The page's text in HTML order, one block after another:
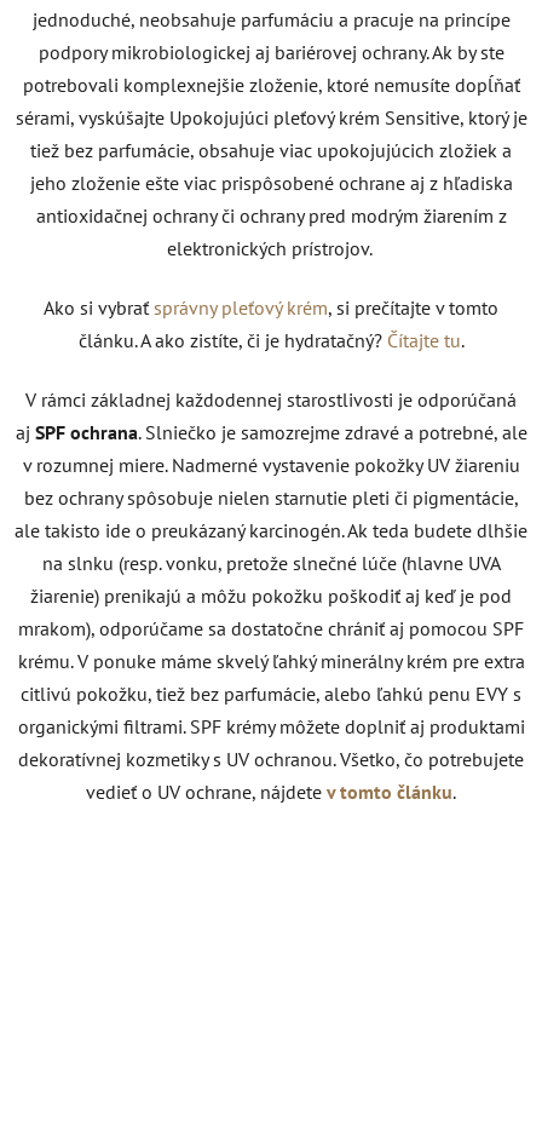
jednoduché, neobsahuje parfumáciu a pracuje na princípe
podpory mikrobiologickej aj bariérovej ochrany. Ak by ste
potrebovali komplexnejšie zloženie, ktoré nemusíte dopĺňať
sérami, vyskúšajte Upokojujúci pleťový krém Sensitive, ktorý je
tiež bez parfumácie, obsahuje viac upokojujúcich zložiek a
jeho zloženie ešte viac prispôsobené ochrane aj z hľadiska
antioxidačnej ochrany či ochrany pred modrým žiarením z
elektronických prístrojov.
Ako si vybrať správny pleťový krém, si prečítajte v tomto
článku. A ako zistíte, či je hydratačný? Čítajte tu.
V rámci základnej každodennej starostlivosti je odporúčaná
aj SPF ochrana. Slniečko je samozrejme zdravé a potrebné, ale
v rozumnej miere. Nadmerné vystavenie pokožky UV žiareniu
bez ochrany spôsobuje nielen starnutie pleti či pigmentácie,
ale takisto ide o preukázaný karcinogén. Ak teda budete dlhšie
na slnku (resp. vonku, pretože slnečné lúče (hlavne UVA
žiarenie) prenikajú a môžu pokožku poškodiť aj keď je pod
mrakom), odporúčame sa dostatočne chrániť aj pomocou SPF
krému. V ponuke máme skvelý ľahký minerálny krém pre extra
citlivú pokožku, tiež bez parfumácie, alebo ľahkú penu EVY s
organickými filtrami. SPF krémy môžete doplniť aj produktami
dekoratívnej kozmetiky s UV ochranou. Všetko, čo potrebujete
vedieť o UV ochrane, nájdete v tomto článku.